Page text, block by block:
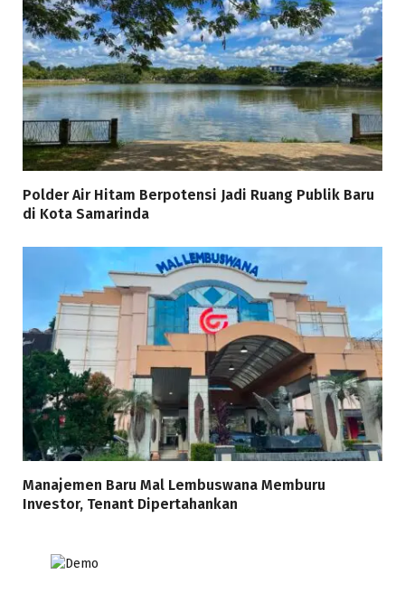
Polder Air Hitam Berpotensi Jadi Ruang Publik Baru
di Kota Samarinda
Manajemen Baru Mal Lembuswana Memburu
Investor, Tenant Dipertahankan